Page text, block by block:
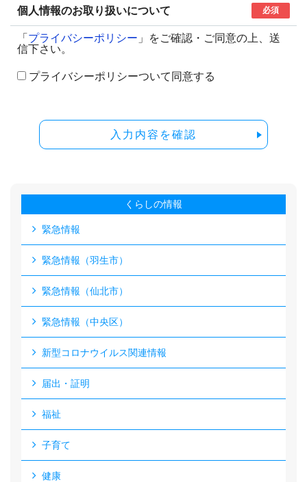
個人情報のお取り扱いについて 必須
「 プライバシーポリシー 」をご確認・ご同意の上、送
信下さい。
プライバシーポリシーついて同意する
入力内容を確認
くらしの情報
緊急情報
緊急情報（羽生市）
緊急情報（仙北市）
緊急情報（中央区）
新型コロナウイルス関連情報
届出・証明
福祉
子育て
健康